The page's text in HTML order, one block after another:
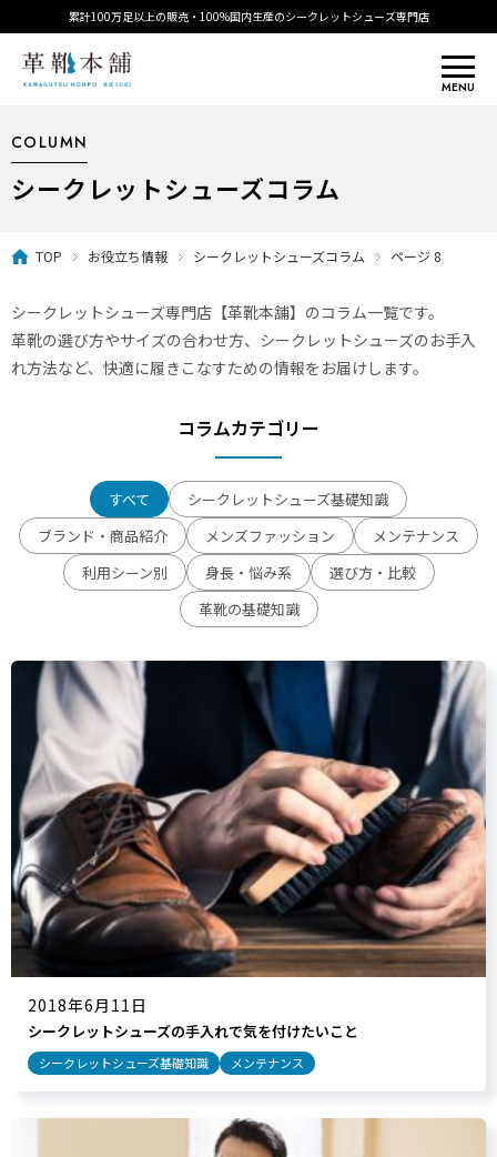
累計100万足以上の販売・100%国内生産のシークレットシューズ専門店
MENU
COLUMN
シークレットシューズコラム
TOP お役立ち情報 シークレットシューズコラム ページ 8
シークレットシューズ専門店【革靴本舗】のコラム一覧です。
革靴の選び方やサイズの合わせ方、シークレットシューズのお手入
れ方法など、快適に履きこなすための情報をお届けします。
コラムカテゴリー
すべて
シークレットシューズ基礎知識
ブランド・商品紹介
メンズファッション
メンテナンス
利用シーン別
身長・悩み系
選び方・比較
革靴の基礎知識
2018年6月11日
シークレットシューズの手入れで気を付けたいこと
シークレットシューズ基礎知識 メンテナンス